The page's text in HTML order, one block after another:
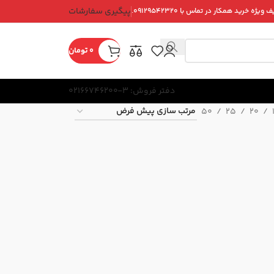
خرید همکار در تماس با ۰۹۱۲۹۵۴۲۳۲۰. پیگیری سفارشات
0 تومان
دفتر فروش: 3-02166746200
20
25
50